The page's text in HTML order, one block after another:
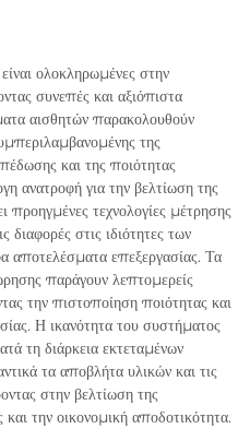
ολοκληρωμένες στην
συνεπές και αξιόπιστα
αισθητών παρακολουθούν
της
και της ποιότητας
ανατροφή για την βελτίωση της
προηγμένες τεχνολογίες μέτρησης
διαφορές στις ιδιότητες των
αποτελέσματα επεξεργασίας. Τα
παράγουν λεπτομερείς
την πιστοποίηση ποιότητας και
Η ικανότητα του συστήματος
τη διάρκεια εκτεταμένων
τα αποβλήτα υλικών και τις
στην βελτίωση της
την οικονομική αποδοτικότητα.